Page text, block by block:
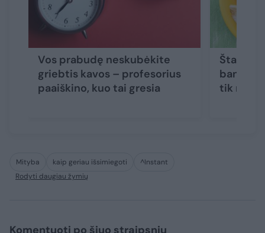
Vos prabudę neskubėkite
griebtis kavos – profesorius
paaiškino, kuo tai gresia
Štai
tik
Mityba kaip geriau išsimiegoti
^Instant
Rodyti daugiau žymių
Komentuoti po šiuo straipsniu